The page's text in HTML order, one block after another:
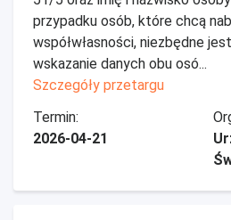
przypadku osób, które chcą
współwłasności, niezbędne
wskazanie danych obu osó...
Szczegóły przetargu
Termin:
2026-04-21